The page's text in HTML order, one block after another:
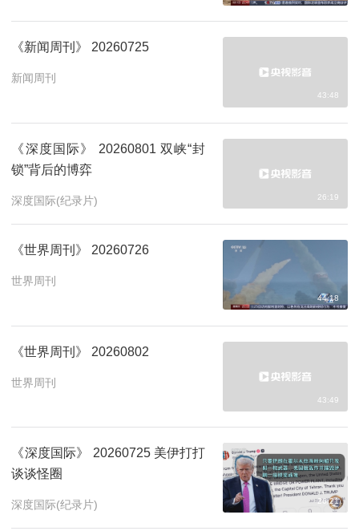
《新闻周刊》 20260725
新闻周刊
43:48
《深度国际》 20260801 双峡“封
锁”背后的博弈
深度国际(纪录片) 26:19
《世界周刊》 20260726
世界周刊
44:18
《世界周刊》 20260802
世界周刊
43:49
《深度国际》 20260725 美伊打打
谈谈怪圈
深度国际(纪录片) 26:21